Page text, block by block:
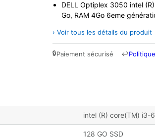
DELL Optiplex 3050 intel
Go, RAM 4Go 6eme
› Voir tous les détails du produit
🔒Paiement sécurisé ↩
intel (R) core(TM) i3-
128 GO SSD